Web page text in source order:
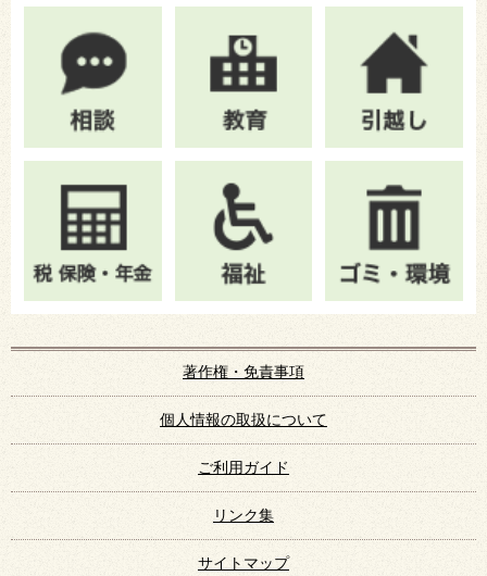
著作権・免責事項
個人情報の取扱について
ご利用ガイド
リンク集
サイトマップ